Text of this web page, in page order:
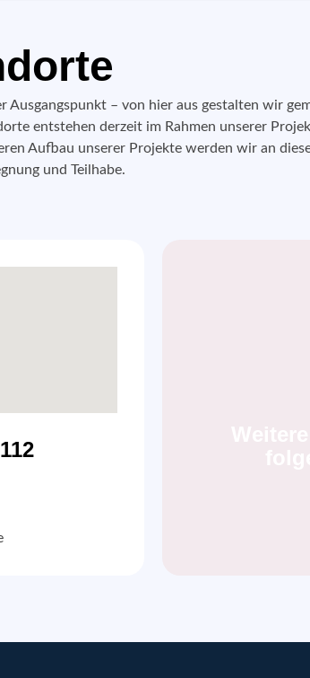
Ausgangspunkt – von hier aus gestalten wir
entstehen derzeit im Rahmen unserer
Aufbau unserer Projekte werden wir an
und Teilhabe.